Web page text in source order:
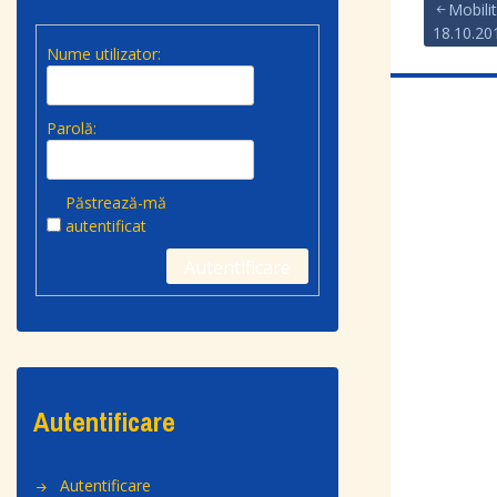
Nume utilizator:
Parolă:
Păstrează-mă
autentificat
Autentificare
Autentificare
Autentificare